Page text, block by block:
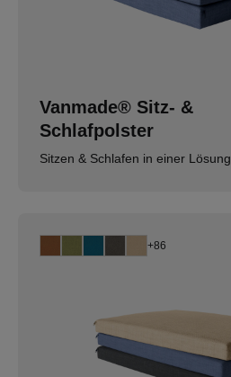
Vanmade® Sitz- &
Schlafpolster
Sitzen & Schlafen in einer Lösung
+86